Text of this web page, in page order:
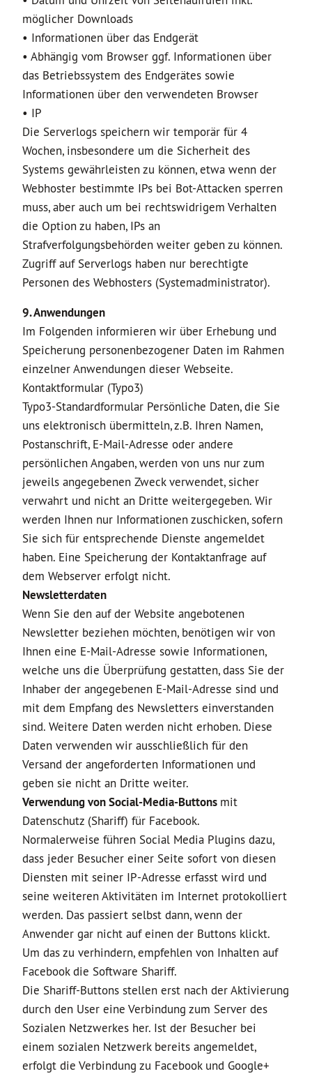
möglicher Downloads
• Informationen über das Endgerät
• Abhängig vom Browser ggf. Informationen über
das Betriebssystem des Endgerätes sowie
Informationen über den verwendeten Browser
• IP
Die Serverlogs speichern wir temporär für 4
Wochen, insbesondere um die Sicherheit des
Systems gewährleisten zu können, etwa wenn der
Webhoster bestimmte IPs bei Bot-Attacken sperren
muss, aber auch um bei rechtswidrigem Verhalten
die Option zu haben, IPs an
Strafverfolgungsbehörden weiter geben zu können.
Zugriff auf Serverlogs haben nur berechtigte
Personen des Webhosters (Systemadministrator).
9. Anwendungen
Im Folgenden informieren wir über Erhebung und
Speicherung personenbezogener Daten im Rahmen
einzelner Anwendungen dieser Webseite.
Kontaktformular (Typo3)
Typo3-Standardformular Persönliche Daten, die Sie
uns elektronisch übermitteln, z.B. Ihren Namen,
Postanschrift, E-Mail-Adresse oder andere
persönlichen Angaben, werden von uns nur zum
jeweils angegebenen Zweck verwendet, sicher
verwahrt und nicht an Dritte weitergegeben. Wir
werden Ihnen nur Informationen zuschicken, sofern
Sie sich für entsprechende Dienste angemeldet
haben. Eine Speicherung der Kontaktanfrage auf
dem Webserver erfolgt nicht.
Newsletterdaten
Wenn Sie den auf der Website angebotenen
Newsletter beziehen möchten, benötigen wir von
Ihnen eine E-Mail-Adresse sowie Informationen,
welche uns die Überprüfung gestatten, dass Sie der
Inhaber der angegebenen E-Mail-Adresse sind und
mit dem Empfang des Newsletters einverstanden
sind. Weitere Daten werden nicht erhoben. Diese
Daten verwenden wir ausschließlich für den
Versand der angeforderten Informationen und
geben sie nicht an Dritte weiter.
Verwendung von Social-Media-Buttons mit
Datenschutz (Shariff) für Facebook.
Normalerweise führen Social Media Plugins dazu,
dass jeder Besucher einer Seite sofort von diesen
Diensten mit seiner IP-Adresse erfasst wird und
seine weiteren Aktivitäten im Internet protokolliert
werden. Das passiert selbst dann, wenn der
Anwender gar nicht auf einen der Buttons klickt.
Um das zu verhindern, empfehlen von Inhalten auf
Facebook die Software Shariff.
Die Shariff-Buttons stellen erst nach der Aktivierung
durch den User eine Verbindung zum Server des
Sozialen Netzwerkes her. Ist der Besucher bei
einem sozialen Netzwerk bereits angemeldet,
erfolgt die Verbindung zu Facebook und Google+